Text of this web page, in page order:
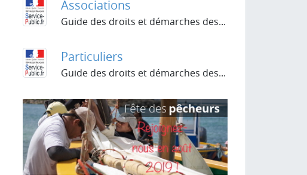
Associations
Guide des droits et démarches des...
Particuliers
Guide des droits et démarches des...